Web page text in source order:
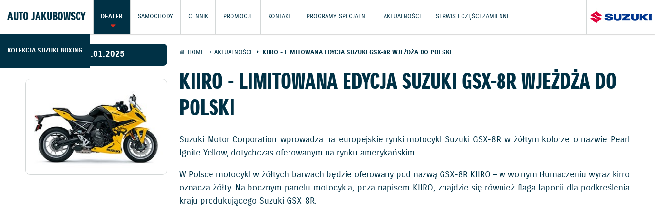
AUTO JAKUBOWSCY DEALER SAMOCHODY CENNIK PROMOCJE KONTAKT PROGRAMY SPECJALNE AKTUALNOŚCI SERWIS I CZĘŚCI ZAMIENNE
KOLEKCJA SUZUKI BOXING22.01.2025 HOME AKTUALNOŚCI KIIRO - LIMITOWANA EDYCJA SUZUKI GSX-8R WJEŻDŻA DO POLSKI
KIIRO - LIMITOWANA EDYCJA SUZUKI GSX-8R WJEŻDŻA DO
POLSKI
Suzuki Motor Corporation wprowadza na europejskie rynki motocykl Suzuki GSX-8R w żółtym kolorze o nazwie Pearl
Ignite Yellow, dotychczas oferowanym na rynku amerykańskim.
W Polsce motocykl w żółtych barwach będzie oferowany pod nazwą GSX-8R KIIRO – w wolnym tłumaczeniu wyraz kirro
oznacza żółty. Na bocznym panelu motocykla, poza napisem KIIRO, znajdzie się również flaga Japonii dla podkreślenia
kraju produkującego Suzuki GSX-8R.